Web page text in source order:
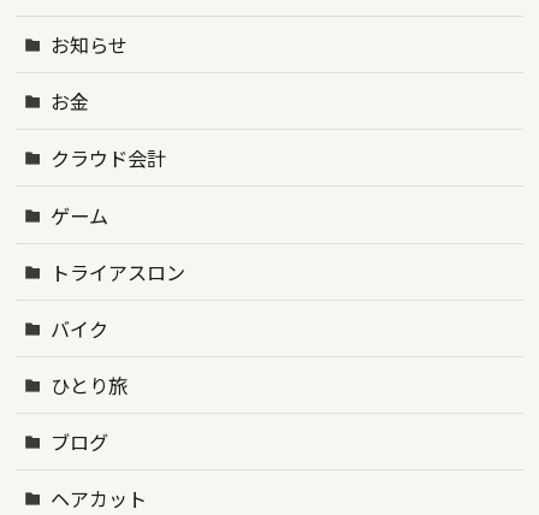
お知らせ
お金
クラウド会計
ゲーム
トライアスロン
バイク
ひとり旅
ブログ
ヘアカット